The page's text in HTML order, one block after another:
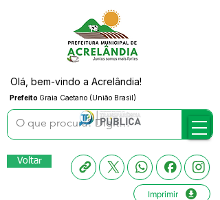
Prefeito Graia Caetano (União Brasil)
Olá, bem-vindo a Acrelândia!
Voltar
Imprimir